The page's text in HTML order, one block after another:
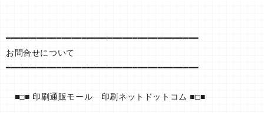
━━━━━━━━━━━━━━━━━━━━━━━━━━━━━━━━━━━━━━
お問合せについて
━━━━━━━━━━━━━━━━━━━━━━━━━━━━━━━━━━━━━━
■□■ 印刷通販モール 印刷ネットドットコム ■□■